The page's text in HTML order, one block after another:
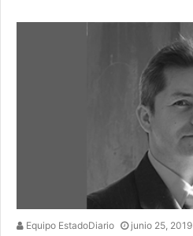
Equipo EstadoDiario junio 25, 2019